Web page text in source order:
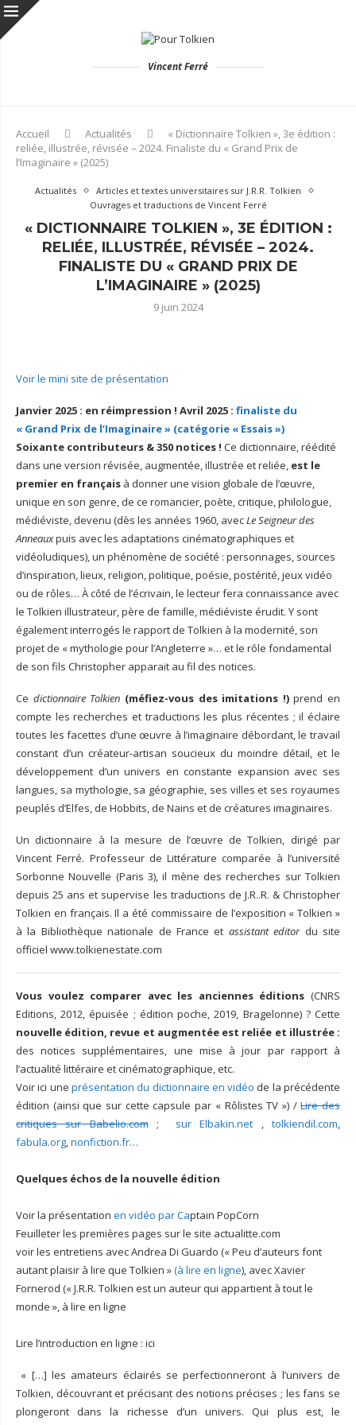
Vincent Ferré
Accueil Actualités
« Dictionnaire Tolkien », 3e édition :
reliée, illustrée, révisée – 2024. Finaliste du « Grand Prix de
l’Imaginaire » (2025)
Actualités
Articles et textes universitaires sur J.R.R. Tolkien
Ouvrages et traductions de Vincent Ferré
« DICTIONNAIRE TOLKIEN », 3E ÉDITION :
RELIÉE, ILLUSTRÉE, RÉVISÉE – 2024.
FINALISTE DU « GRAND PRIX DE
L’IMAGINAIRE » (2025)
9 juin 2024
Voir le mini site de présentation
Janvier 2025 : en réimpression ! Avril 2025 : finaliste du
« Grand Prix de l’Imaginaire » (catégorie « Essais »)
Soixante contributeurs & 350 notices ! Ce dictionnaire, réédité
dans une version révisée, augmentée, illustrée et reliée, est le
premier en français à donner une vision globale de l’œuvre,
unique en son genre, de ce romancier, poète, critique, philologue,
médiéviste, devenu (dès les années 1960, avecLe Seigneur des
Anneauxpuis avec les adaptations cinématographiques et
vidéoludiques), un phénomène de société : personnages, sources
d’inspiration, lieux, religion, politique, poésie, postérité, jeux vidéo
ou de rôles… À côté de l’écrivain, le lecteur fera connaissance avec
le Tolkien illustrateur, père de famille, médiéviste érudit. Y sont
également interrogés le rapport de Tolkien à la modernité, son
projet de « mythologie pour l’Angleterre »… et le rôle fondamental
de son fils Christopher apparait au fil des notices.
Ce dictionnaire Tolkien (méfiez-vous des imitations !)prend en
compte les recherches et traductions les plus récentes ; il éclaire
toutes les facettes d’une œuvre à l’imaginaire débordant, le travail
constant d’un créateur-artisan soucieux du moindre détail, et le
développement d’un univers en constante expansion avec ses
langues, sa mythologie, sa géographie, ses villes et ses royaumes
peuplés d’Elfes, de Hobbits, de Nains et de créatures imaginaires.
Un dictionnaire à la mesure de l’œuvre de Tolkien, dirigé par
Vincent Ferré. Professeur de Littérature comparée à l’université
Sorbonne Nouvelle (Paris 3), il mène des recherches sur Tolkien
depuis 25 ans et supervise les traductions de J.R..R. & Christopher
Tolkien en français. Il a été commissaire de l’exposition « Tolkien »
à la Bibliothèque nationale de France et assistant editordu site
officiel www.tolkienestate.com
Vous voulez comparer avec les anciennes éditions (CNRS
Editions, 2012, épuisée ; édition poche, 2019, Bragelonne) ? Cette
nouvelle édition, revue et augmentée est reliée et illustrée :
des notices supplémentaires, une mise à jour par rapport à
l’actualité littéraire et cinématographique, etc.
Voir ici une présentation du dictionnaire en vidéo de la précédente
édition (ainsi que sur cette capsule par « Rôlistes TV ») /Lire des
critiques sur Babelio.com; sur Elbakin.net , tolkiendil.com,
fabula.org,nonfiction.fr…
Quelques échos de la nouvelle édition
Voir la présentation en vidéo par Captain PopCorn
Feuilleter les premières pages sur le site actualitte.com
voir les entretiens avec Andrea Di Guardo (« Peu d’auteurs font
autant plaisir à lire que Tolkien »(à lire en ligne), avec Xavier
Fornerod (« J.R.R. Tolkien est un auteur qui appartient à tout le
monde », à lire en ligne
Lire l’introduction en ligne : ici
« […] les amateurs éclairés se perfectionneront à l’univers de
Tolkien, découvrant et précisant des notions précises ; les fans se
plongeront dans la richesse d’un univers. Qui plus est, le